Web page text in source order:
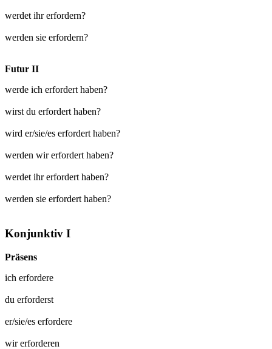
werdet ihr erfordern?
werden sie erfordern?
Futur II
werde ich erfordert haben?
wirst du erfordert haben?
wird er/sie/es erfordert haben?
werden wir erfordert haben?
werdet ihr erfordert haben?
werden sie erfordert haben?
Konjunktiv I
Präsens
ich erfordere
du erforderst
er/sie/es erfordere
wirerforderen